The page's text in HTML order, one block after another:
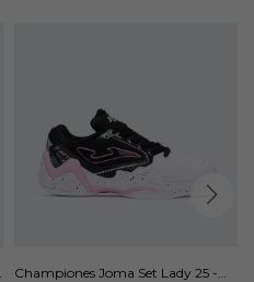
Championes Joma Set Lady 25 -